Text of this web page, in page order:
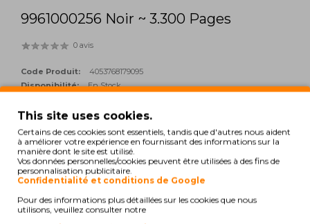
9961000256 Noir ~ 3.300 Pages
0 avis
Code Produit:
4053768179095
Disponibilité:
En Stock
228,66€
Qté:
ACHETER add_shopping_cart
Hors Taxes: 185,90€
This site uses cookies.
Certains de ces cookies sont essentiels, tandis que d'autres nous aident
à améliorer votre expérience en fournissant des informations sur la
manière dont le site est utilisé.
Vos données personnelles/cookies peuvent être utilisées à des fins de
personnalisation publicitaire.
Confidentialité et conditions de Google
Pour des informations plus détaillées sur les cookies que nous
utilisons, veuillez consulter notre